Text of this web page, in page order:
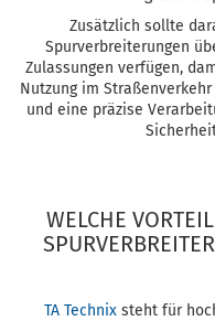
Zusätzlich sollte
Spurverbreiterungen
Zulassungen verfügen,
Nutzung im
und eine präzise
WELCHE
TA Technix steht für